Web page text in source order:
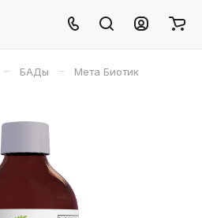
– БАДы – Мета Биотик